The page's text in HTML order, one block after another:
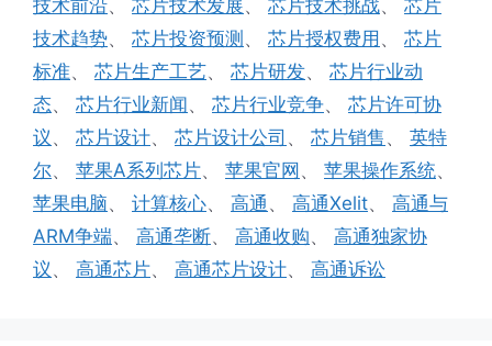
技术前沿、 芯片技术发展、 芯片技术挑战、 芯片
技术趋势、 芯片投资预测、 芯片授权费用 、 芯片
标准、 芯片生产工艺、 芯片研发、 芯片行业动
态、 芯片行业新闻、 芯片行业竞争、 芯片许可协
议 、 芯片设计、 芯片设计公司 、 芯片销售 、 英特
尔、 苹果A系列芯片、 苹果官网、 苹果操作系统、
苹果电脑、 计算核心、 高通 、 高通Xelit、 高通与
ARM争端、 高通垄断、 高通收购、 高通独家协
议 、 高通芯片、 高通芯片设计、 高通诉讼